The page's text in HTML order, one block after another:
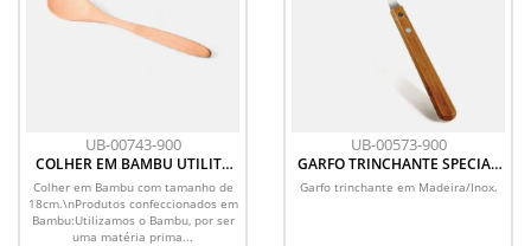
UB-00743-900
COLHER EM BAMBU UTILITY
TAMANHO 18 CM
Colher em Bambu com tamanho de
18cm.\nProdutos confeccionados em
Bambu:Utilizamos o Bambu, por ser
uma matéria prima...
UB-00573-900
GARFO TRINCHANTE SPECIAL
LINE - MADEIRA / INOX
Garfo trinchante em Madeira/Inox.